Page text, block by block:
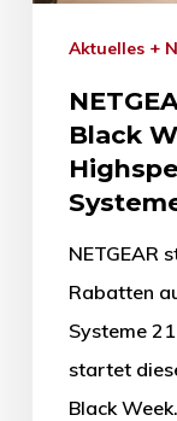
Aktuelles +
Black
NETGEAR
Rabatten
Systeme
startet
Black